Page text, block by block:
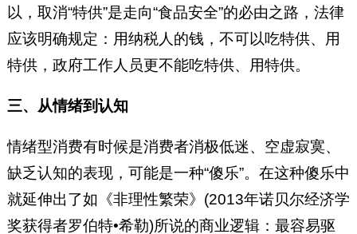
以，取消“特供”是走向“食品安全”的必由之路，法律
应该明确规定：用纳税人的钱，不可以吃特供、用
特供，政府工作人员更不能吃特供、用特供。
三、从情绪到认知
情绪型消费有时候是消费者消极低迷、空虚寂寞、
缺乏认知的表现，可能是一种“傻乐”。在这种傻乐中
就延伸出了如《非理性繁荣》(2013年诺贝尔经济学
奖获得者罗伯特•希勒)所说的商业逻辑：最容易驱